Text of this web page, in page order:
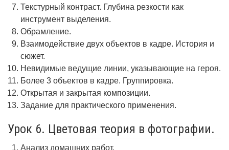
Текстурный контраст. Глубина резкости как
инструмент выделения.
Обрамление.
Взаимодействие двух объектов в кадре. История и
сюжет.
Невидимые ведущие линии, указывающие на героя.
Более 3 объектов в кадре. Группировка.
Открытая и закрытая композиции.
Задание для практического применения.
Урок 6. Цветовая теория в фотографии.
Анализ домашних работ.